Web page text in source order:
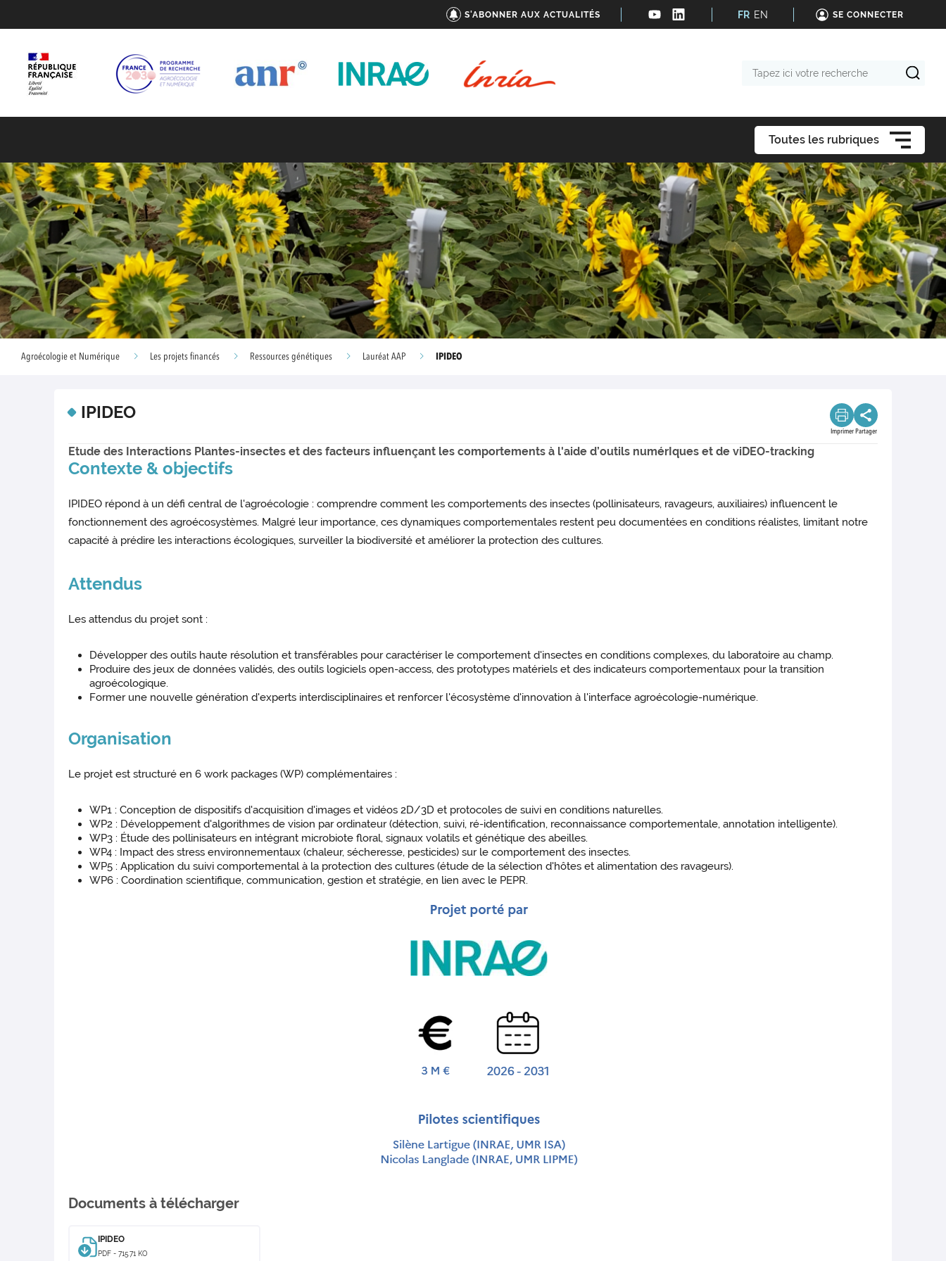
S'ABONNER AUX ACTUALITÉS FR EN SE CONNECTER
Toutes les rubriques
Agroécologie et Numérique Les projets financés Ressources génétiques Lauréat AAP IPIDEO
IPIDEO
Imprimer Partager
Etude des Interactions Plantes-insectes et des facteurs influençant les comportements à l'aide d’outils numérIques et de viDEO-tracking
Contexte & objectifs
IPIDEO répond à un défi central de l'agroécologie : comprendre comment les comportements des insectes (pollinisateurs, ravageurs, auxiliaires) influencent le
fonctionnement des agroécosystèmes. Malgré leur importance, ces dynamiques comportementales restent peu documentées en conditions réalistes, limitant notre
capacité à prédire les interactions écologiques, surveiller la biodiversité et améliorer la protection des cultures.
Attendus
Les attendus du projet sont :
Développer des outils haute résolution et transférables pour caractériser le comportement d'insectes en conditions complexes, du laboratoire au champ.
Produire des jeux de données validés, des outils logiciels open-access, des prototypes matériels et des indicateurs comportementaux pour la transition
agroécologique.
Former une nouvelle génération d'experts interdisciplinaires et renforcer l'écosystème d'innovation à l'interface agroécologie-numérique.
Organisation
Le projet est structuré en 6 work packages (WP) complémentaires :
WP1 : Conception de dispositifs d'acquisition d'images et vidéos 2D/3D et protocoles de suivi en conditions naturelles.
WP2 : Développement d'algorithmes de vision par ordinateur (détection, suivi, ré-identification, reconnaissance comportementale, annotation intelligente).
WP3 : Étude des pollinisateurs en intégrant microbiote floral, signaux volatils et génétique des abeilles.
WP4 : Impact des stress environnementaux (chaleur, sécheresse, pesticides) sur le comportement des insectes.
WP5 : Application du suivi comportemental à la protection des cultures (étude de la sélection d'hôtes et alimentation des ravageurs).
WP6 : Coordination scientifique, communication, gestion et stratégie, en lien avec le PEPR.
Documents à télécharger
IPIDEO
PDF - 715.71 KO